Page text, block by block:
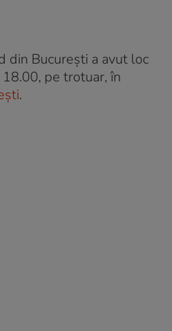
din București a avut loc
pe trotuar, în
.